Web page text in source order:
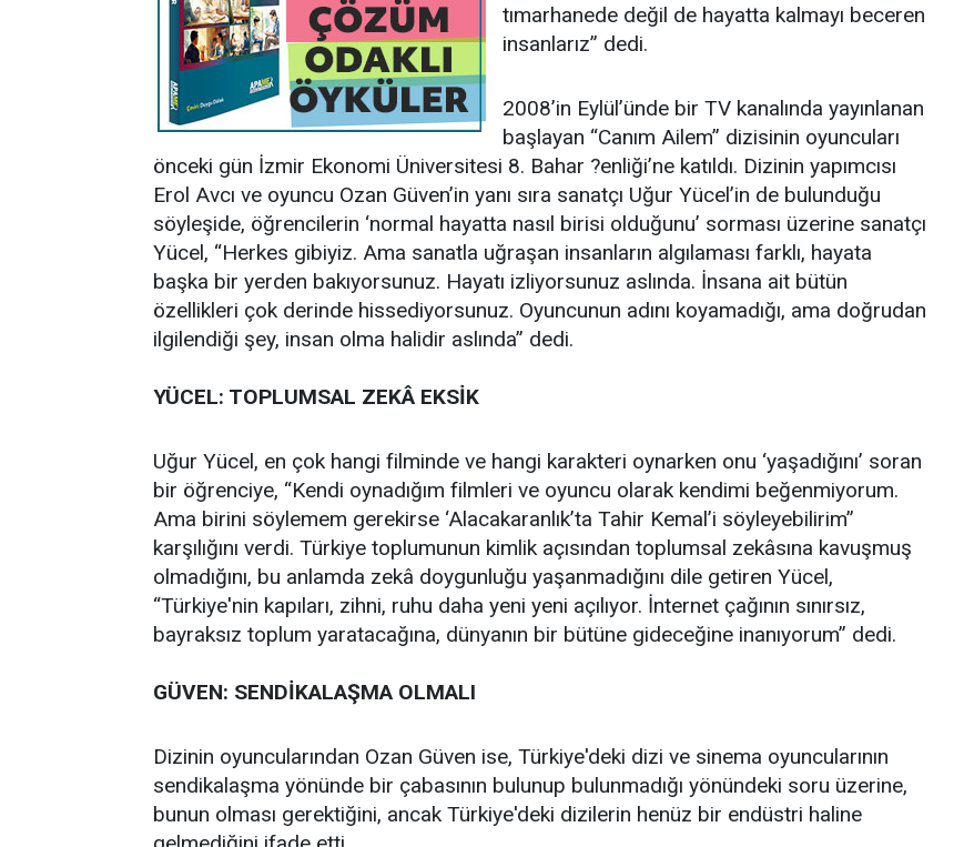
tımarhanede değil de hayatta kalmayı beceren
insanlarız” dedi.
2008’in Eylül’ünde bir TV kanalında yayınlanan
başlayan “Canım Ailem” dizisinin oyuncuları
önceki gün İzmir Ekonomi Üniversitesi 8. Bahar ?enliği’ne katıldı. Dizinin yapımcısı
Erol Avcı ve oyuncu Ozan Güven’in yanı sıra sanatçı Uğur Yücel’in de bulunduğu
söyleşide, öğrencilerin ‘normal hayatta nasıl birisi olduğunu’ sorması üzerine sanatçı
Yücel, “Herkes gibiyiz. Ama sanatla uğraşan insanların algılaması farklı, hayata
başka bir yerden bakıyorsunuz. Hayatı izliyorsunuz aslında. İnsana ait bütün
özellikleri çok derinde hissediyorsunuz. Oyuncunun adını koyamadığı, ama doğrudan
ilgilendiği şey, insan olma halidir aslında” dedi.
YÜCEL: TOPLUMSAL ZEKÂ EKSİK
Uğur Yücel, en çok hangi filminde ve hangi karakteri oynarken onu ‘yaşadığını’ soran
bir öğrenciye, “Kendi oynadığım filmleri ve oyuncu olarak kendimi beğenmiyorum.
Ama birini söylemem gerekirse ‘Alacakaranlık’ta Tahir Kemal’i söyleyebilirim”
karşılığını verdi. Türkiye toplumunun kimlik açısından toplumsal zekâsına kavuşmuş
olmadığını, bu anlamda zekâ doygunluğu yaşanmadığını dile getiren Yücel,
“Türkiye'nin kapıları, zihni, ruhu daha yeni yeni açılıyor. İnternet çağının sınırsız,
bayraksız toplum yaratacağına, dünyanın bir bütüne gideceğine inanıyorum” dedi.
GÜVEN: SENDİKALAŞMA OLMALI
Dizinin oyuncularından Ozan Güven ise, Türkiye'deki dizi ve sinema oyuncularının
sendikalaşma yönünde bir çabasının bulunup bulunmadığı yönündeki soru üzerine,
bunun olması gerektiğini, ancak Türkiye'deki dizilerin henüz bir endüstri haline